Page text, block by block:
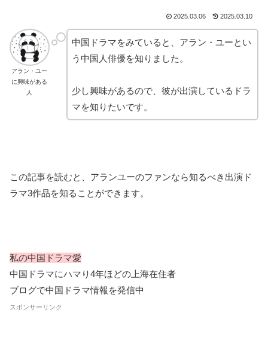
2025.03.06 2025.03.10
アラン・ユー
に興味がある
人
中国ドラマをみていると、アラン・ユーとい
う中国人俳優を知りました。
少し興味があるので、彼が出演しているドラ
マを知りたいです。
この記事を読むと、アランユーのファンなら知るべき出演ド
ラマ3作品を知ることができます。
私の中国ドラマ愛
中国ドラマにハマり4年ほどの上海在住者
ブログで中国ドラマ情報を発信中
スポンサーリンク